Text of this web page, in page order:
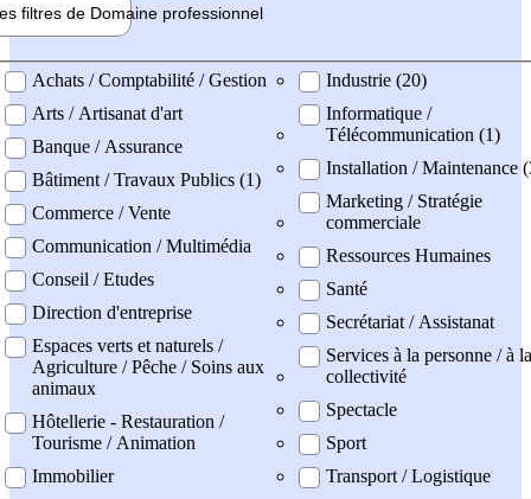
filtres de Domaine professionnel
professionel
Achats / Comptabilité / Gestion
Arts / Artisanat d'art
Banque / Assurance
Bâtiment / Travaux Publics (1)
Commerce / Vente
Communication / Multimédia
Conseil / Etudes
Direction d'entreprise
Espaces verts et naturels /
Agriculture / Pêche / Soins aux
animaux
Hôtellerie - Restauration /
Tourisme / Animation
Immobilier
Industrie (20)
Informatique /
Télécommunication (1)
Installation / Maintenance
Marketing / Stratégie
commerciale
Ressources Humaines
Santé
Secrétariat / Assistanat
Services à la personne / à la
collectivité
Spectacle
Sport
Transport / Logistique